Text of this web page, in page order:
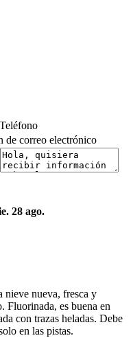
Teléfono
de correo electrónico
28 ago.
nieve nueva, fresca y
Fluorinada, es buena en
con trazas heladas. Debe
en las pistas.